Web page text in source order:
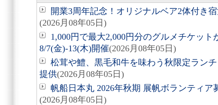
開業3周年記念！オリジナルベア2体付き
(2026月08年05日)
1,000円で最大2,000円分のグルメチケッ
8/7(金)-13(木)開催(2026月08年05日)
松茸や鱧、黒毛和牛を味わう秋限定ラン
提供(2026月08年05日)
帆船日本丸 2026年秋期 展帆ボランティア
(2026月08年05日)